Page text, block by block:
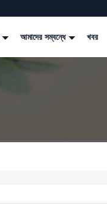
আমাদের সম্বন্ধে খবর